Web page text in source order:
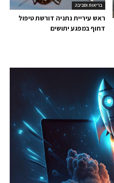
בריאות וסביבה
ראש עיריית נתניה דורשת טיפול
דחוף במפגע יתושים